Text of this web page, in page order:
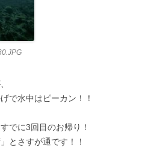
で水中はピーカン！！
でに3回目のお帰り！
とさすが通です！！